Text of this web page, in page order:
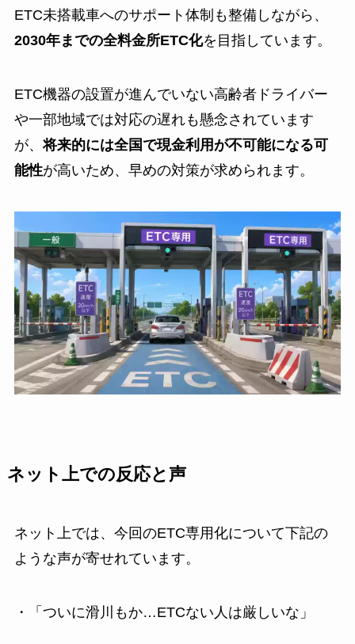
ETC未搭載車へのサポート体制も整備しながら、
2030年までの全料金所ETC化を目指しています。
ETC機器の設置が進んでいない高齢者ドライバー
や一部地域では対応の遅れも懸念されています
が、 将来的には全国で現金利用が不可能になる可
能性が高いため、早めの対策が求められます。
ネット上での反応と声
ネット上では、今回のETC専用化について下記の
ような声が寄せれています。
・「ついに滑川もか…ETCない人は厳しいな」